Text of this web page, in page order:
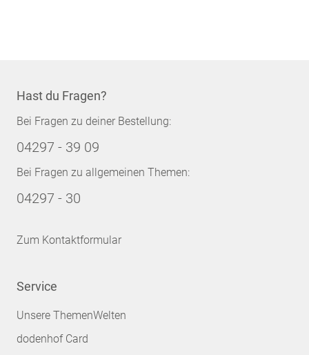
Hast du Fragen?
Bei Fragen zu deiner Bestellung:
04297 - 39 09
Bei Fragen zu allgemeinen Themen:
04297 - 30
Zum Kontaktformular
Service
Unsere ThemenWelten
dodenhof Card